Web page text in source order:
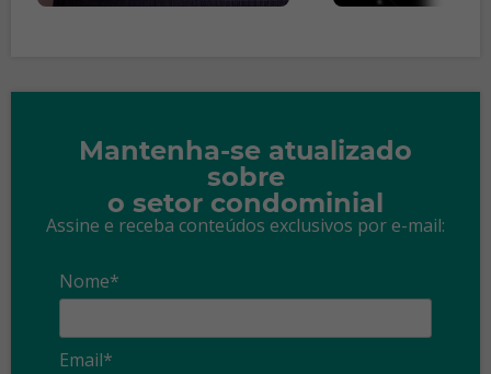
Mantenha-se atualizado
sobre
o setor condominial
Assine e receba conteúdos exclusivos por e-mail:
Nome*
Email*